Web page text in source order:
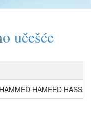
učešće
HAMEED